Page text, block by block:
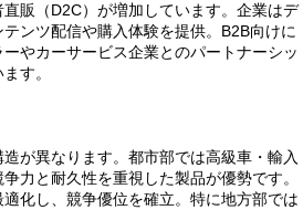
販（D2C）が増加しています。企業はデ
ンツ配信や購入体験を提供。B2B向けに
やカーサービス企業とのパートナーシッ
す。
が異なります。都市部では高級車・輸入
力と耐久性を重視した製品が優勢です。
化し、競争優位を確立。特に地方部では